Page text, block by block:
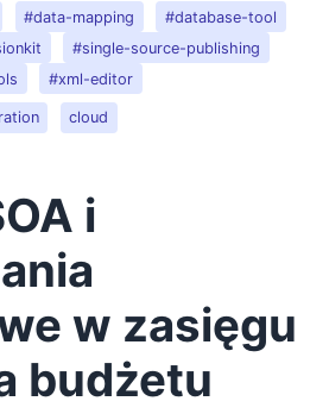
#data-mapping
#database-tool
#single-source-publishing
#xml-editor
cloud
i
w zasięgu
budżetu